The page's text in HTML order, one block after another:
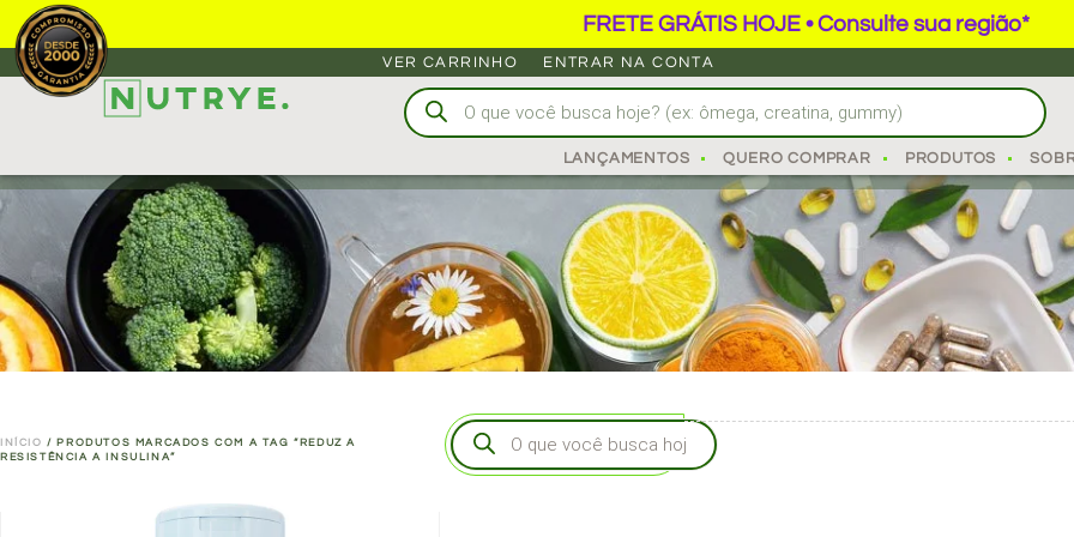
FRETE GRÁTIS HOJE • Consulte sua região*
VER CARRINHO ENTRAR NA CONTA
LANÇAMENTOS QUERO COMPRAR PRODUTOS
REDUZ A RESISTÊNCIA A
INÍCIO / PRODUTOS MARCADOS COM A TAG “REDUZ A
RESISTÊNCIA A INSULINA”